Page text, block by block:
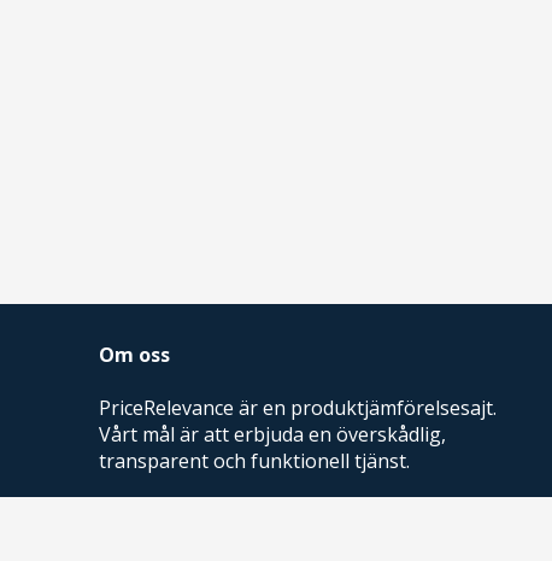
Om oss
PriceRelevance är en produktjämförelsesajt.
Vårt mål är att erbjuda en överskådlig,
transparent och funktionell tjänst.
PriceRelevance ägs och drivs av AdRelevance